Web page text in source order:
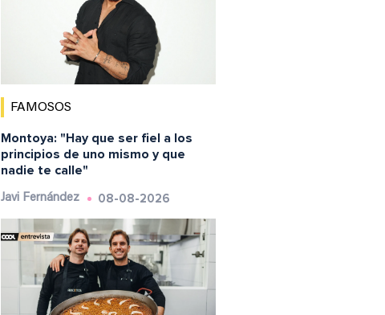
FAMOSOS
Montoya: "Hay que ser fiel a los
principios de uno mismo y que
nadie te calle"
Javi Fernández 08-08-2026